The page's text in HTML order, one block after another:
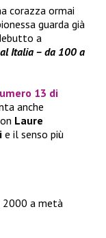
corazza ormai
guarda già
a
Italia – da 100 a
13 di
anche
Laure
e il senso più
2000 a metà